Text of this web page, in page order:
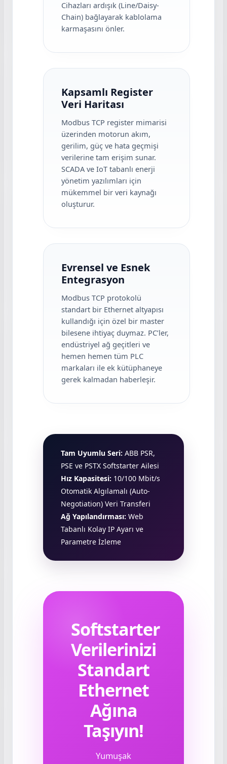
Cihazları ardışık (Line/Daisy-
Chain) bağlayarak kablolama
karmaşasını önler.
Kapsamlı Register
Veri Haritası
Modbus TCP register mimarisi
üzerinden motorun akım,
gerilim, güç ve hata geçmişi
verilerine tam erişim sunar.
SCADA ve IoT tabanlı enerji
yönetim yazılımları için
mükemmel bir veri kaynağı
oluşturur.
Evrensel ve Esnek
Entegrasyon
Modbus TCP protokolü
standart bir Ethernet altyapısı
kullandığı için özel bir master
bilesene ihtiyaç duymaz. PC’ler,
endüstriyel ağ geçitleri ve
hemen hemen tüm PLC
markaları ile ek kütüphaneye
gerek kalmadan haberleşir.
Tam Uyumlu Seri: ABB PSR,
PSE ve PSTX Softstarter Ailesi
Hız Kapasitesi: 10/100 Mbit/s
Otomatik Algılamalı (Auto-
Negotiation) Veri Transferi
Ağ Yapılandırması: Web
Tabanlı Kolay IP Ayarı ve
Parametre İzleme
Softstarter
Verilerinizi
Standart
Ethernet
Ağına
Taşıyın!
Yumuşak